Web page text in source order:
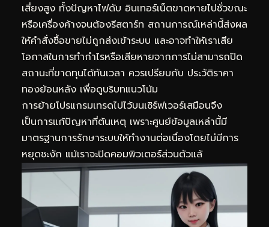
เสี่ยงสูง ทั้งปัญหาไฟดับ อินเทอร์เน็ตขาดหายไปชั่วขณะ
หรือเครื่องค้างจนต้องรีสตาร์ท สถานการณ์เหล่านี้ส่งผล
ให้คำสั่งซื้อขายไม่ถูกส่งเข้าระบบ และอาจทำให้เราเสีย
โอกาสในการทำกำไรหรือเสียหายจากการไม่สามารถปิด
สถานะที่ขาดทุนได้ทันเวลา ควรเปรียบกับ ประวัติราคา
ทองย้อนหลัง เพื่อดูบริบทแนวโน้ม
การย้ายโปรแกรมเทรดไปไว้บนเซิร์ฟเวอร์เสมือนจึง
เป็นการแก้ปัญหาที่ต้นเหตุ เพราะศูนย์ข้อมูลเหล่านี้มี
มาตรฐานการรักษาระบบให้ทำงานต่อเนื่องโดยไม่มีการ
หยุดชะงัก แม้เราจะปิดคอมพิวเตอร์ส่วนตัวแล้